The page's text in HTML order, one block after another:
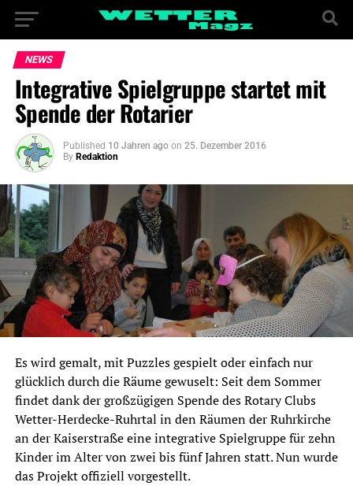
NEWS
Integrative Spielgruppe startet mit
Spende der Rotarier
Published 10 Jahren ago on 25. Dezember 2016
By Redaktion
Es wird gemalt, mit Puzzles gespielt oder einfach nur
glücklich durch die Räume gewuselt: Seit dem Sommer
findet dank der großzügigen Spende des Rotary Clubs
Wetter-Herdecke-Ruhrtal in den Räumen der Ruhrkirche
an der Kaiserstraße eine integrative Spielgruppe für zehn
Kinder im Alter von zwei bis fünf Jahren statt. Nun wurde
das Projekt offiziell vorgestellt.